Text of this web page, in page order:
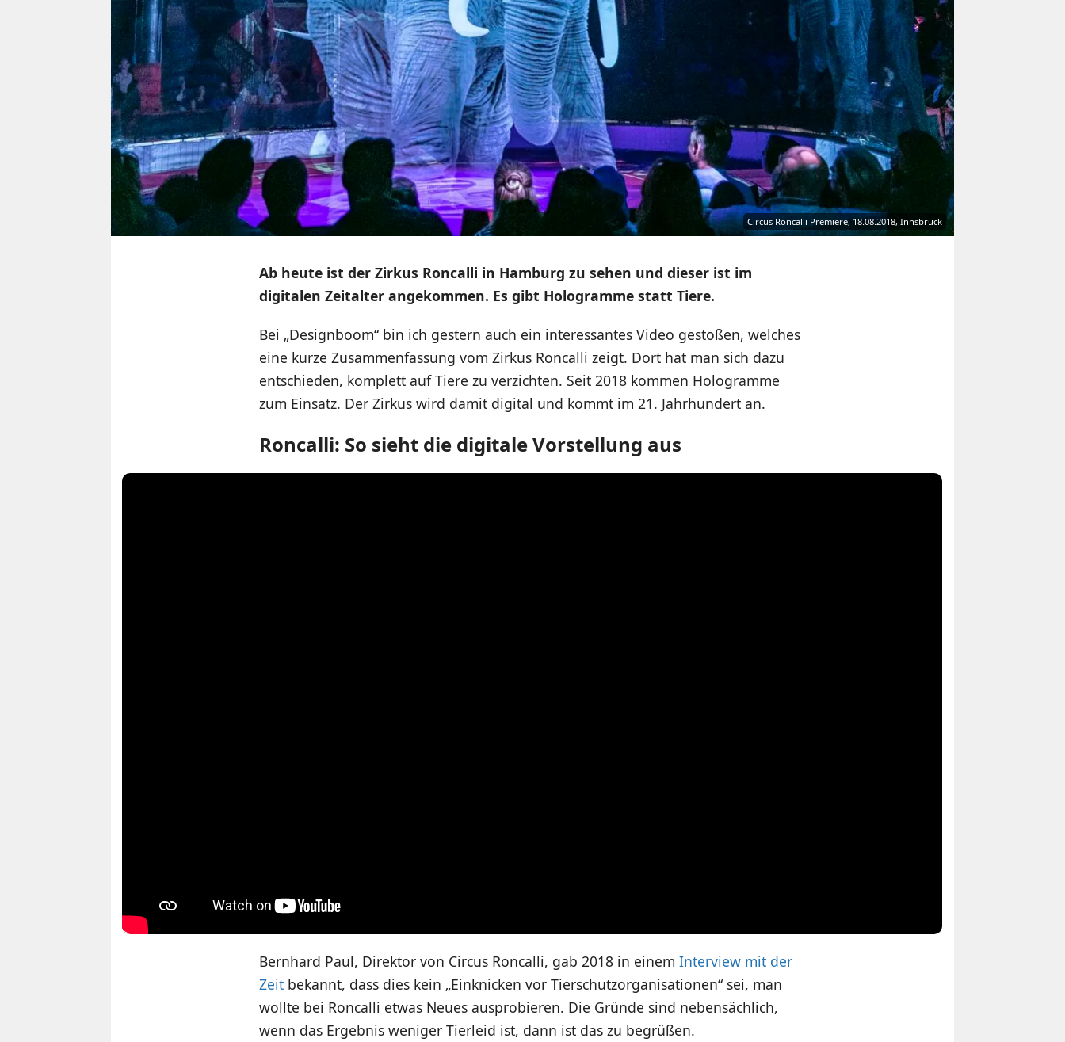
Circus Roncalli Premiere, 18.08.2018, Innsbruck
Ab heute ist der Zirkus Roncalli in Hamburg zu sehen und dieser ist im
digitalen Zeitalter angekommen. Es gibt Hologramme statt Tiere.
Bei „Designboom“ bin ich gestern auch ein interessantes Video gestoßen, welches
eine kurze Zusammenfassung vom Zirkus Roncalli zeigt. Dort hat man sich dazu
entschieden, komplett auf Tiere zu verzichten. Seit 2018 kommen Hologramme
zum Einsatz. Der Zirkus wird damit digital und kommt im 21. Jahrhundert an.
Roncalli: So sieht die digitale Vorstellung aus
Bernhard Paul, Direktor von Circus Roncalli, gab 2018 in einem Interview mit der
Zeitbekannt, dass dies kein „Einknicken vor Tierschutzorganisationen“ sei, man
wollte bei Roncalli etwas Neues ausprobieren. Die Gründe sind nebensächlich,
wenn das Ergebnis weniger Tierleid ist, dann ist das zu begrüßen.